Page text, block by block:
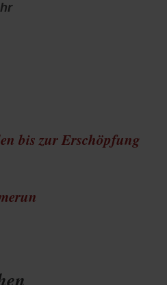
bis zur Erschöpfung